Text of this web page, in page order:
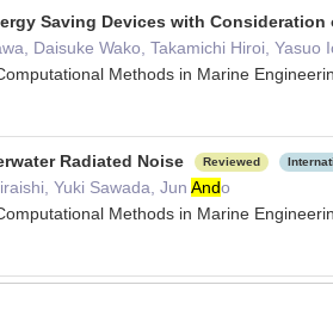
Saving Devices with
Daisuke Wako, Takamichi Hiroi, Yasuo
Methods in Marine
Radiated Noise Reviewed
Yuki Sawada, Jun Ando
Methods in Marine